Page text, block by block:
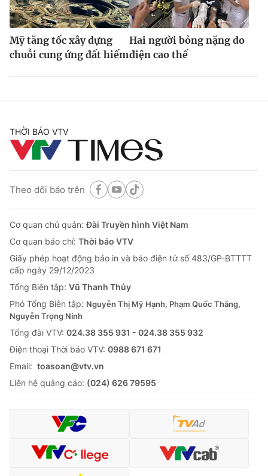
Mỹ tăng tốc xây dựng
chuỗi cung ứng đất hiếm
Hai người bỏng nặng do
điện cao thế
THỜI BÁO VTV
Theo dõi báo trên
Cơ quan chủ quản:Đài Truyền hình Việt Nam
Cơ quan báo chí: Thời báo VTV
Giấy phép hoạt động báo in và báo điện tử số 483/GP-BTTTT
cấp ngày 29/12/2023
Tổng Biên tập: Vũ Thanh Thủy
Phó Tổng Biên tập: Nguyễn Thị Mỹ Hạnh, Phạm Quốc Thắng,
Nguyễn Trọng Ninh
Tổng đài VTV: 024.38 355 931 - 024.38 355 932
Ðiện thoại Thời báo VTV: 0988 671 671
Email: toasoan@vtv.vn
Liên hệ quảng cáo: (024) 626 79595